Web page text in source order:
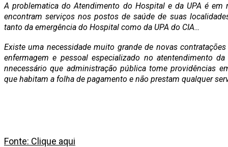
A problematica do Atendimento do Hospital e da UPA é
encontram serviços nos postos de saúde de suas
tanto da emergência do Hospital como da UPA do CIA…
Existe uma necessidade muito grande de novas
enfermagem e pessoal especializado no atentendimento
nnecessário que administração pública tome providências
que habitam a folha de pagamento e não prestam qualquer
Fonte: Clique aqui